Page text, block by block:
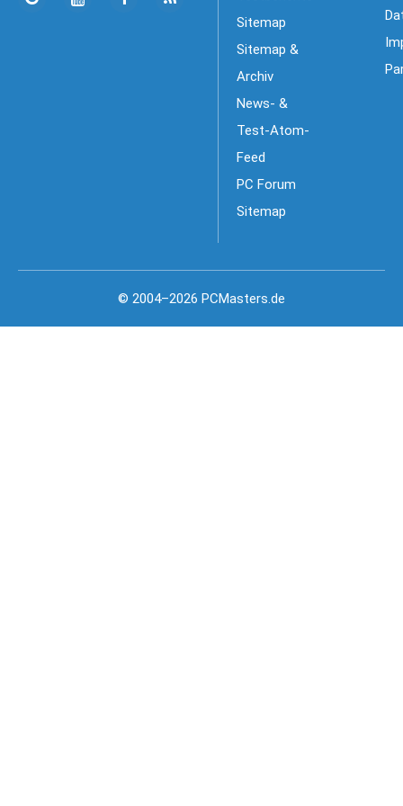
Sitemap
Sitemap &
Archiv
News- &
Test-Atom-
Feed
PC Forum
Sitemap
© 2004–2026 PCMasters.de